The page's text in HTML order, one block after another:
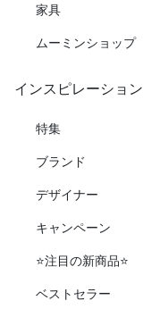
家具
ムーミンショップ
インスピレーション
特集
ブランド
デザイナー
キャンペーン
⭐️注目の新商品⭐️
ベストセラー